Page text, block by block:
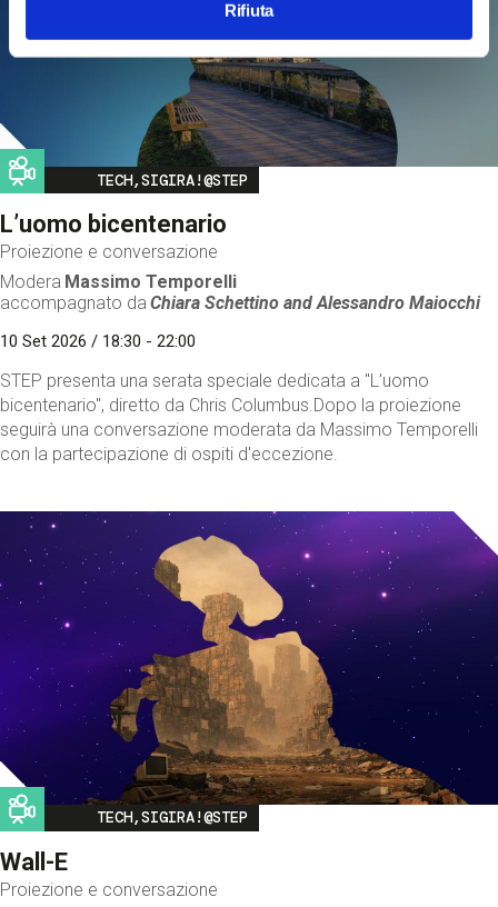
Rifiuta
Image
TECH,SIGIRA!@STEP
L’uomo bicentenario
Proiezione e conversazione
Modera Massimo Temporelli
accompagnato da Chiara Schettino andAlessandro Maiocchi
10 Set 2026 / 18:30 - 22:00
STEP presenta una serata speciale dedicata a "L’uomo
bicentenario", diretto da Chris Columbus.Dopo la proiezione
seguirà una conversazione moderata da Massimo Temporelli
con la partecipazione di ospiti d'eccezione.
Image
TECH,SIGIRA!@STEP
Wall-E
Proiezione e conversazione